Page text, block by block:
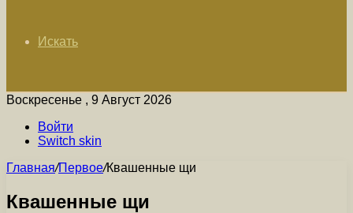
Искать
Воскресенье , 9 Август 2026
Войти
Switch skin
Главная/Первое/Квашенные щи
Квашенные щи